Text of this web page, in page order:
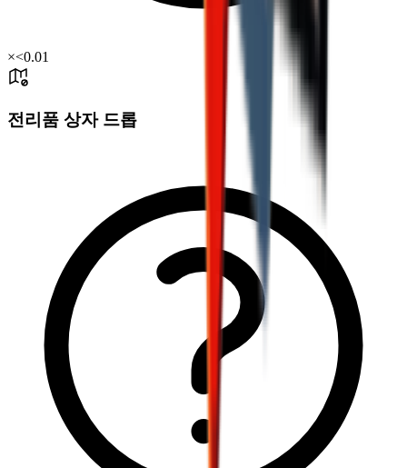
×<0.01
전리품 상자 드롭